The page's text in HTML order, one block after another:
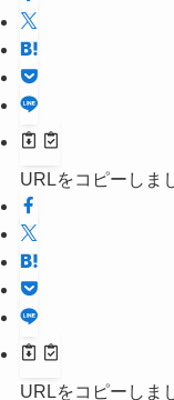
URLをコピーしま
URLをコピーしま